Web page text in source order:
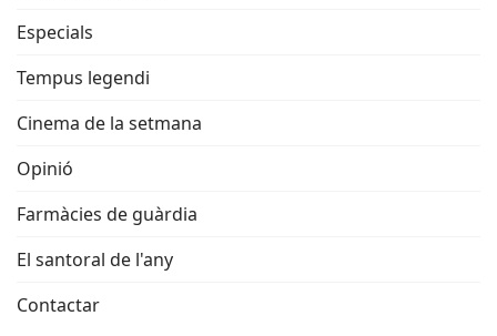
Especials
Tempus legendi
Cinema de la setmana
Opinió
Farmàcies de guàrdia
El santoral de l'any
Contactar